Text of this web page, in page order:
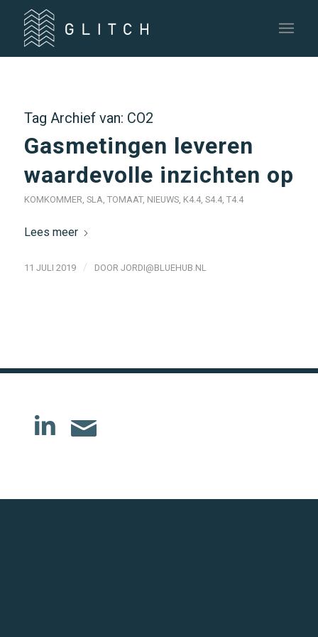
Tag Archief van: CO2
Gasmetingen leveren
waardevolle inzichten op
KOMKOMMER, SLA, TOMAAT, NIEUWS, K4.4, S4.4, T4.4
Lees meer
11 JULI 2019 / DOOR JORDI@BLUEHUB.NL